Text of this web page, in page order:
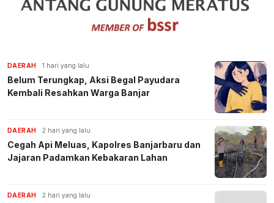
DAERAH 1 hari yang lalu
Belum Terungkap, Aksi Begal Payudara
Kembali Resahkan Warga Banjar
DAERAH 2 hari yang lalu
Cegah Api Meluas, Kapolres Banjarbaru dan
Jajaran Padamkan Kebakaran Lahan
DAERAH 2 hari yang lalu